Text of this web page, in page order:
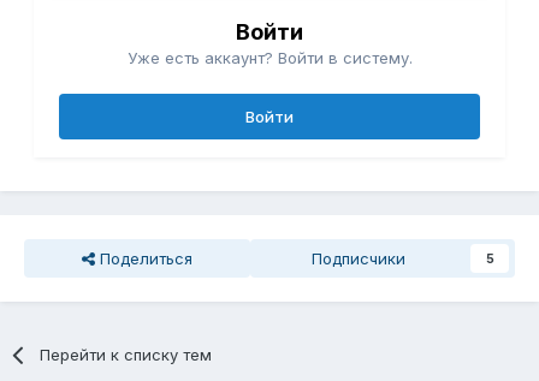
Войти
Уже есть аккаунт? Войти в систему.
Войти
Поделиться Подписчики 5
Перейти к списку тем